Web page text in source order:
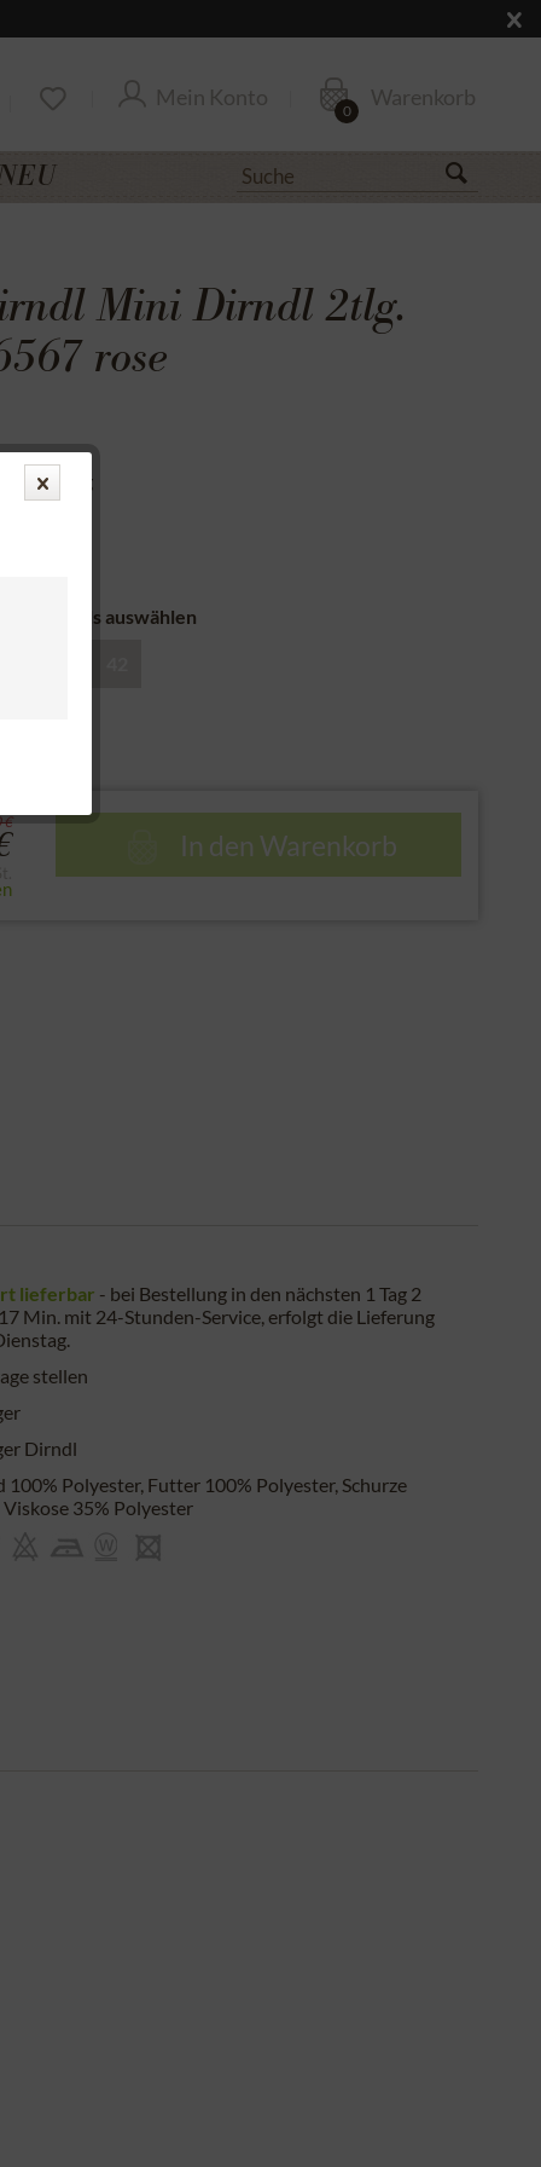
Mein Konto Warenkorb
0
Mini Dirndl 2tlg.
rose
Rechnung
Dirndls auswählen
€
In den Warenkorb
lieferbar - bei Bestellung in den nächsten 1 Tag 2
Min. mit 24-Stunden-Service, erfolgt die Lieferung
.
stellen
Dirndl
100% Polyester, Futter 100% Polyester, Schurze
Viskose 35% Polyester